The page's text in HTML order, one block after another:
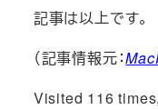
記事は以上です。
（記事情報元：
Visited 116